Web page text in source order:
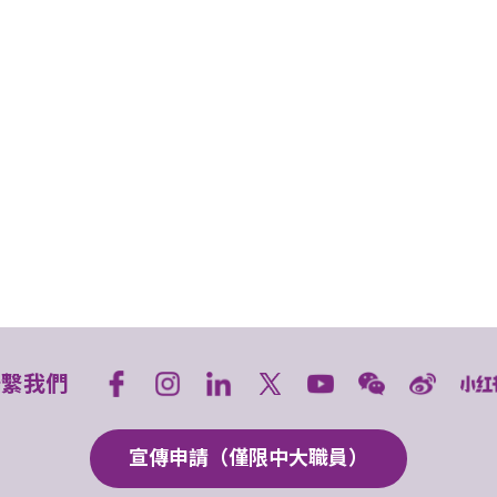
我們
宣傳申請（僅限中大職員）